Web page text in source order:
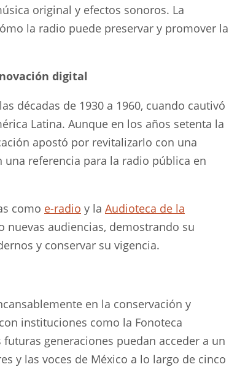
original y efectos sonoros. La
la radio puede preservar y promover la
digital
décadas de 1930 a 1960, cuando cautivó
Latina. Aunque en los años setenta la
apostó por revitalizarlo con una
referencia para la radio pública en
como e-radio y la Audioteca de la
nuevas audiencias, demostrando su
y conservar su vigencia.
en la conservación y
instituciones como la Fonoteca
generaciones puedan acceder a un
y las voces de México a lo largo de cinco